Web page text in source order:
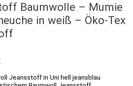
Baumwolle – Mumie
in weiß – Öko-Tex